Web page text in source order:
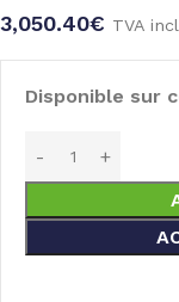
3,050.40€ TVA
Disponible sur